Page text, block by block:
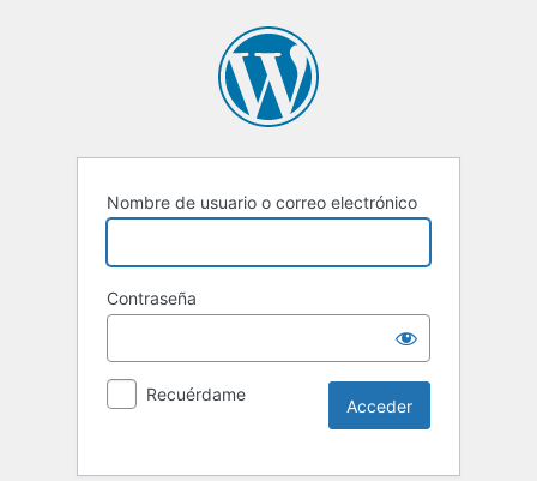
Nombre de usuario o correo electrónico
Contraseña
Recuérdame